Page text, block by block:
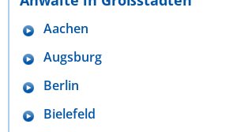
Aachen
Augsburg
Berlin
Bielefeld